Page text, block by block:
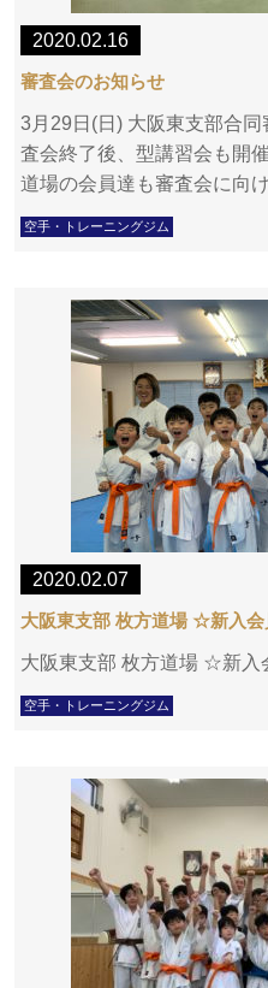
2020.02.16
審査会のお知らせ
3月29日(日) 大阪東支部合
査会終了後、型講習会も
道場の会員達も審査会に向
空手・トレーニングジム
2020.02.07
大阪東支部 枚方道場 ☆新入
大阪東支部 枚方道場 ☆新
空手・トレーニングジム